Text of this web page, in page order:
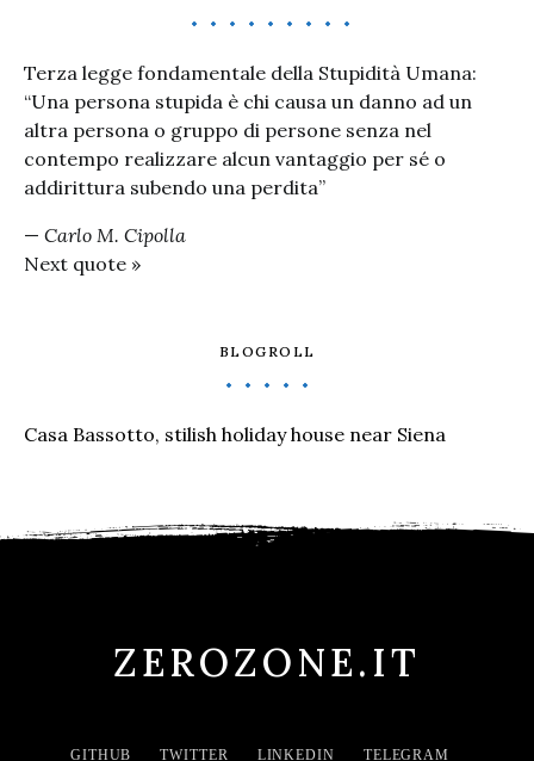
Terza legge fondamentale della Stupidità Umana:
“Una persona stupida è chi causa un danno ad un
altra persona o gruppo di persone senza nel
contempo realizzare alcun vantaggio per sé o
addirittura subendo una perdita”
— Carlo M. Cipolla
Next quote »
BLOGROLL
Casa Bassotto, stilish holiday house near Siena
ZEROZONE.IT
GITHUB TWITTER LINKEDIN TELEGRAM